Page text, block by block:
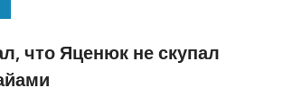
что Яценюк не скупал